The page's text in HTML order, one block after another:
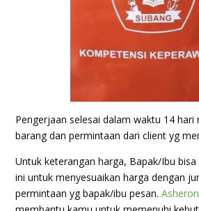
Pengerjaan selesai dalam waktu 14 hari
barang dan permintaan dari client yg
Untuk keterangan harga, Bapak/Ibu
ini untuk menyesuaikan harga dengan
permintaan yg bapak/ibu pesan.